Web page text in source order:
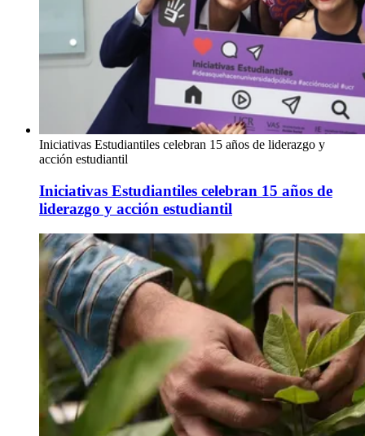
Iniciativas Estudiantiles celebran 15 años de liderazgo y
acción estudiantil
Iniciativas Estudiantiles celebran 15 años de
liderazgo y acción estudiantil